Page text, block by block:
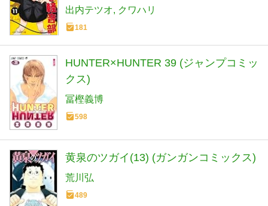
出内テツオ クワハリ
181
HUNTER×HUNTER 39 (ジャンプコミッ
クス)
冨樫義博
598
黄泉のツガイ(13) (ガンガンコミックス)
荒川弘
489